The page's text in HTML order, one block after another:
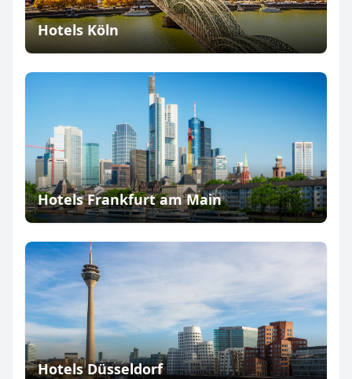
Hotels Köln
Hotels Frankfurt am Main
Hotels Düsseldorf